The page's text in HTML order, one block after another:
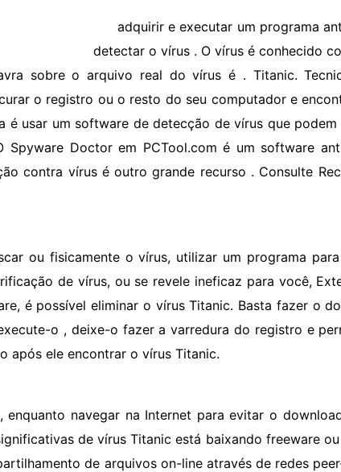
adquirir e executar um programa
detectar o vírus . O vírus é conhecido
sobre o arquivo real do vírus é . Titanic.
o registro ou o resto do seu computador e
é usar um software de detecção de vírus que
Doctor em PCTool.com é um software
contra vírus é outro grande recurso . Consulte
ou fisicamente o vírus, utilizar um programa
de vírus, ou se revele ineficaz para você,
é possível eliminar o vírus Titanic. Basta fazer o
o , deixe-o fazer a varredura do registro e
após ele encontrar o vírus Titanic.
enquanto navegar na Internet para evitar o
de vírus Titanic está baixando freeware
de arquivos on-line através de redes